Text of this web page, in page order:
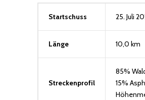
Startschuss 25. Juli
Länge 10,0 km
Streckenprofil
85%
15%